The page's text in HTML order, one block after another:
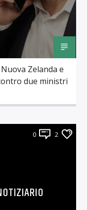
Zelanda e
due ministri
0 2